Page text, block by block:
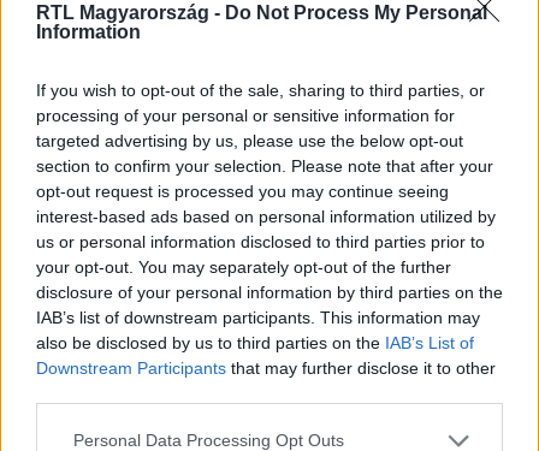
RTL Magyarország - Do Not Process My Personal
Information
If you wish to opt-out of the sale, sharing to third parties, or
processing of your personal or sensitive information for
targeted advertising by us, please use the below opt-out
section to confirm your selection. Please note that after your
opt-out request is processed you may continue seeing
interest-based ads based on personal information utilized by
us or personal information disclosed to third parties prior to
your opt-out. You may separately opt-out of the further
disclosure of your personal information by third parties on the
IAB’s list of downstream participants. This information may
also be disclosed by us to third parties on the IAB’s List of
Downstream Participants that may further disclose it to other
Please note that this website/app uses one or more Google
Personal Data Processing Opt Outs
Kövess minket, és értesülj a friss hírekről a
Facebookon is!
Követem